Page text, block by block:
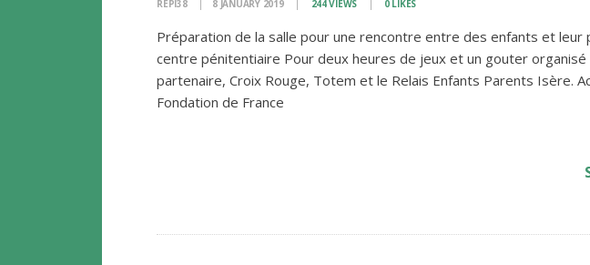
REPI38 8 JANUARY 2019 244VIEWS 0 LIKES
Préparation de la salle pour une rencontre entre des enfants et leur
centre pénitentiaire Pour deux heures de jeux et un gouter
partenaire, Croix Rouge, Totem et le Relais Enfants Parents Isère.
Fondation de France